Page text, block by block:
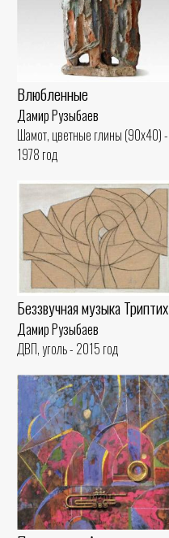
Влюбленные
Дамир Рузыбаев
Шамот, цветные глины (90x40) -
1978 год
Беззвучная музыка Триптих
Дамир Рузыбаев
ДВП, уголь - 2015 год